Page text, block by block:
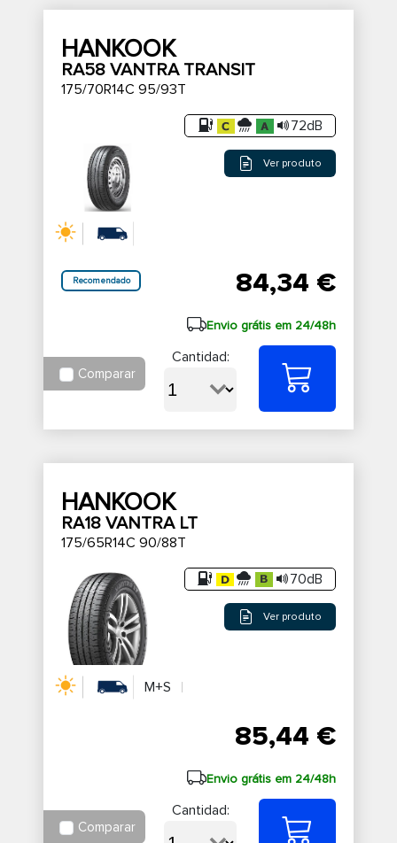
HANKOOK
RA58 VANTRA TRANSIT
175/70R14C 95/93T
72dB
Ver produto
Recomendado 84,34 €
Envio grátis em 24/48h
Comparar
Cantidad:
HANKOOK
RA18 VANTRA LT
175/65R14C 90/88T
70dB
Ver produto
M+S
85,44 €
Envio grátis em 24/48h
Comparar
Cantidad: